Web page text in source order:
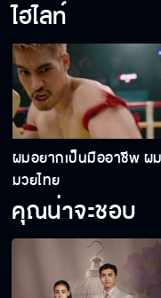
ไฮไลท์
ผมอยากเป็นมืออาชีพ ผ
มวยไทย
คุณน่าจะชอบ